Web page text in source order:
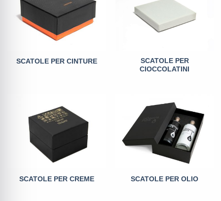
SCATOLE PER CINTURE
SCATOLE PER
CIOCCOLATINI
SCATOLE PER CREME SCATOLE PER OLIO